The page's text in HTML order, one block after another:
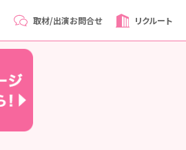
取材/出演お問合せ リクルート